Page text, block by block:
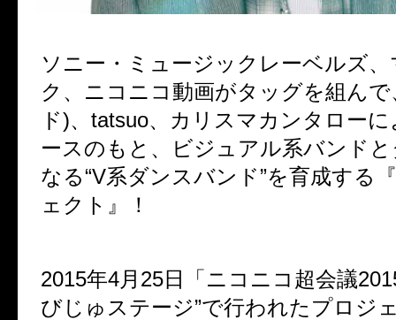
ソニー・ミュージックレーベルズ
ク、ニコニコ動画がタッグを組ん
ド)、tatsuo、カリスマカンタロー
ースのもと、ビジュアル系バンド
なる“V系ダンスバンド”を育成する
ェクト』！
2015年4月25日「ニコニコ超会議
びじゅステージ”で行われたプロジ